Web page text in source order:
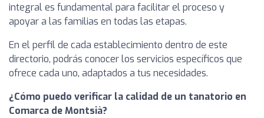
integral es fundamental para facilitar el proceso y
apoyar a las familias en todas las etapas.
En el perfil de cada establecimiento dentro de este
directorio, podrás conocer los servicios específicos que
ofrece cada uno, adaptados a tus necesidades.
¿Cómo puedo verificar la calidad de un tanatorio en
Comarca de Montsià?